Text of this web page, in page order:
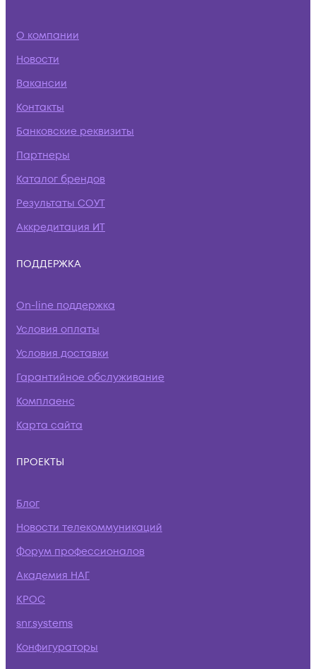
О компании
Новости
Вакансии
Контакты
Банковские реквизиты
Партнеры
Каталог брендов
Результаты СОУТ
Аккредитация ИТ
ПОДДЕРЖКА
On-line поддержка
Условия оплаты
Условия доставки
Гарантийное обслуживание
Комплаенс
Карта сайта
ПРОЕКТЫ
Блог
Новости телекоммуникаций
Форум профессионалов
Академия НАГ
КРОС
snr.systems
Конфигураторы